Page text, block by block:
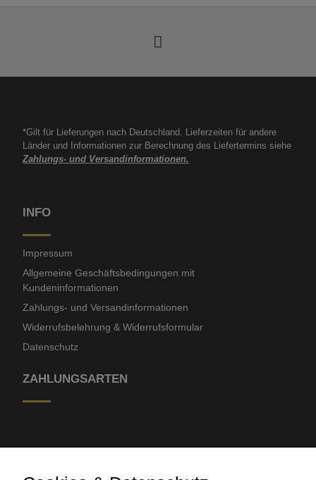
*Gilt für Lieferungen nach Deutschland. Lieferzeiten für andere
Länder und Informationen zur Berechnung des Liefertermins siehe
Zahlungs- und Versandinformationen.
INFO
Impressum
Allgemeine Geschäftsbedingungen mit
Kundeninformationen
Zahlungs- und Versandinformationen
Widerrufsbelehrung & Widerrufsformular
Datenschutz
ZAHLUNGSARTEN